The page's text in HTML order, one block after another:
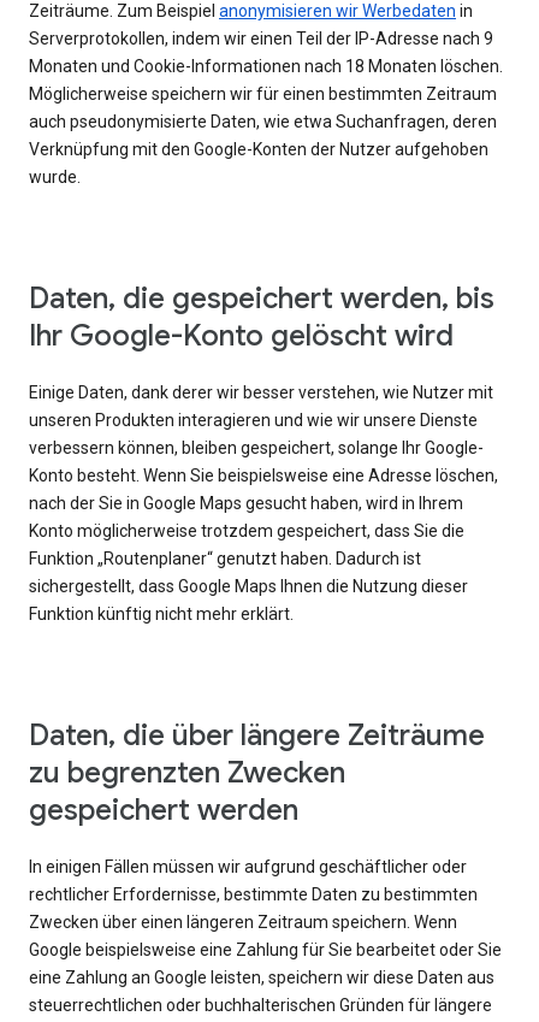
Zeiträume. Zum Beispiel anonymisieren wir Werbedaten in
Serverprotokollen, indem wir einen Teil der IP-Adresse nach 9
Monaten und Cookie-Informationen nach 18 Monaten löschen.
Möglicherweise speichern wir für einen bestimmten Zeitraum
auch pseudonymisierte Daten, wie etwa Suchanfragen, deren
Verknüpfung mit den Google-Konten der Nutzer aufgehoben
wurde.
Daten, die gespeichert werden, bis
Ihr Google-Konto gelöscht wird
Einige Daten, dank derer wir besser verstehen, wie Nutzer mit
unseren Produkten interagieren und wie wir unsere Dienste
verbessern können, bleiben gespeichert, solange Ihr Google-
Konto besteht. Wenn Sie beispielsweise eine Adresse löschen,
nach der Sie in Google Maps gesucht haben, wird in Ihrem
Konto möglicherweise trotzdem gespeichert, dass Sie die
Funktion „Routenplaner“ genutzt haben. Dadurch ist
sichergestellt, dass Google Maps Ihnen die Nutzung dieser
Funktion künftig nicht mehr erklärt.
Daten, die über längere Zeiträume
zu begrenzten Zwecken
gespeichert werden
In einigen Fällen müssen wir aufgrund geschäftlicher oder
rechtlicher Erfordernisse, bestimmte Daten zu bestimmten
Zwecken über einen längeren Zeitraum speichern. Wenn
Google beispielsweise eine Zahlung für Sie bearbeitet oder Sie
eine Zahlung an Google leisten, speichern wir diese Daten aus
steuerrechtlichen oder buchhalterischen Gründen für längere